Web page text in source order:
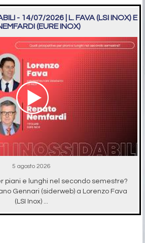
- 14/07/2026 | L. FAVA (LSI INOX) E
(EURE INOX)
5 agosto 2026
piani e lunghi nel secondo semestre?
Gennari (siderweb) a Lorenzo Fava
(LSI Inox) ...